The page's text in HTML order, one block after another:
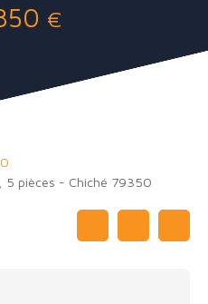
€
5 pièces - Chiché 79350